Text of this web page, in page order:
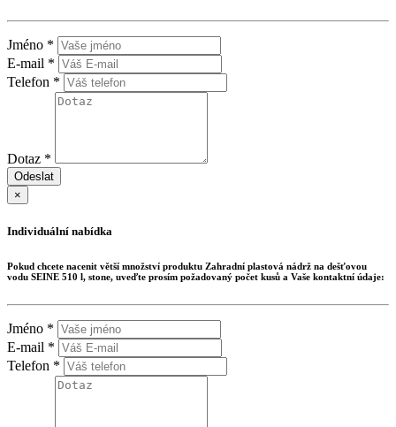
Jméno *
E-mail *
Telefon *
Dotaz *
Odeslat
×
Individuální nabídka
Pokud chcete nacenit větší množství produktu Zahradní plastová nádrž na dešťovou
vodu SEINE 510 l, stone, uveďte prosím požadovaný počet kusů a Vaše kontaktní údaje:
Jméno *
E-mail *
Telefon *